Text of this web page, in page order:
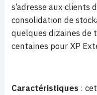
s’adresse aux clients
consolidation de
quelques dizaines de
centaines pour XP
Caractéristiques :